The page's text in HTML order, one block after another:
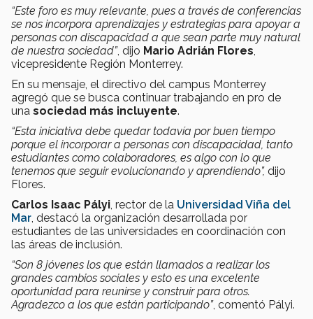
“Este foro es muy relevante, pues a través de conferencias
se nos incorpora aprendizajes y estrategias para apoyar a
personas con discapacidad a que sean parte muy natural
de nuestra sociedad”, dijo Mario Adrián Flores,
vicepresidente Región Monterrey.
En su mensaje, el directivo del campus Monterrey
agregó que se busca continuar trabajando en pro de
una sociedad más incluyente.
“Esta iniciativa debe quedar todavía por buen tiempo
porque el incorporar a personas con discapacidad, tanto
estudiantes como colaboradores, es algo con lo que
tenemos que seguir evolucionando y aprendiendo”, dijo
Flores.
Carlos Isaac Pályi, rector de la Universidad Viña del
Mar, destacó la organización desarrollada por
estudiantes de las universidades en coordinación con
las áreas de inclusión.
“Son 8 jóvenes los que están llamados a realizar los
grandes cambios sociales y esto es una excelente
oportunidad para reunirse y construir para otros.
Agradezco a los que están participando”, comentó Pályi.